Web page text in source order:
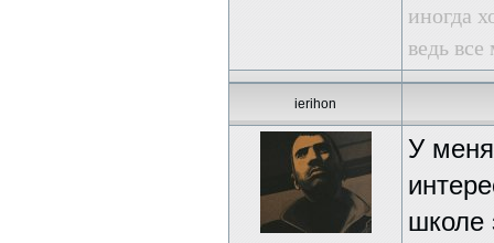
иногда
ведь
ierihon
У
школе